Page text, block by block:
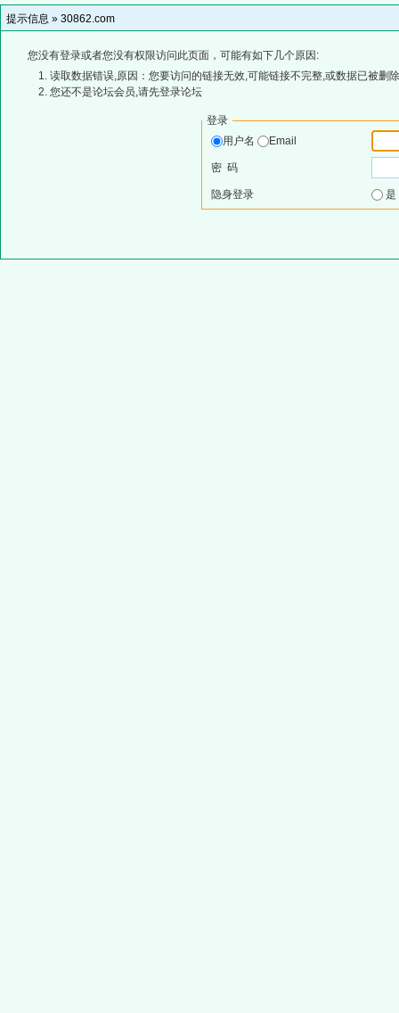
提示信息 » 30862.com
您没有登录或者您没有权限访问此页面，可能有如下几个原因:
读取数据错误,原因：您要访问的链接无效,可能链接不完整,或数据已被删
您还不是论坛会员,请先登录论坛
登录
用户名
Email
密 码
隐身登录